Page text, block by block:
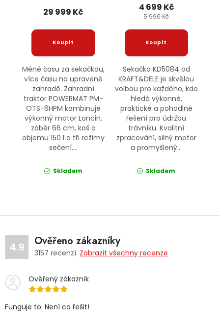
29 999 Kč
Méně času za sekačkou,
více času na upravené
zahradě. Zahradní
traktor POWERMAT PM-
OTS-6HPM kombinuje
výkonný motor Loncin,
záběr 66 cm, koš o
objemu 150 l a tři režimy
sečení....
Skladem
4 699 Kč
5 990 Kč
Sekačka KD5084 od
KRAFT&DELE je skvělou
volbou pro každého, kdo
hledá výkonné,
praktické a pohodlné
řešení pro údržbu
trávníku. Kvalitní
zpracování, silný motor
a promyšlený...
Skladem
4.9 Ověřeno zákazníky
3157 recenzí. Zobrazit všechny recenze
Ověřený zákazník
Funguje to. Není co řešit!